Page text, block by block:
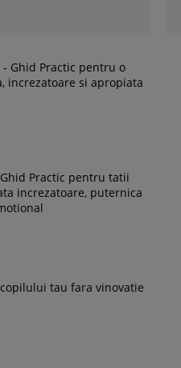
Ghid Practic pentru o
increzatoare si apropiata
Practic pentru tatii
increzatoare, puternica
tau fara vinovatie